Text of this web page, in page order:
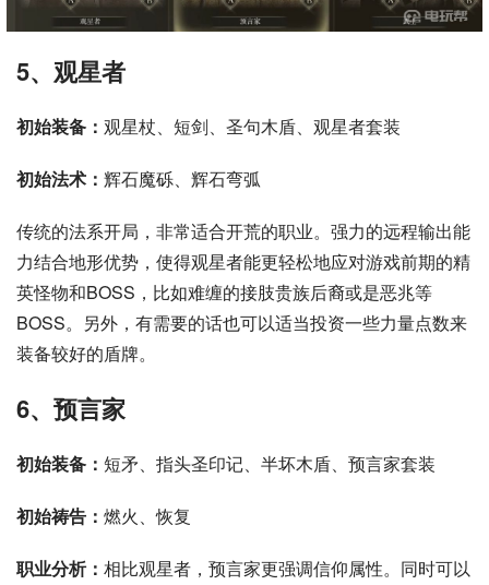
5、观星者
初始装备： 观星杖、短剑、圣句木盾、观星者套装
初始法术： 辉石魔砾、辉石弯弧
传统的法系开局，非常适合开荒的职业。强力的远程输出能
力结合地形优势，使得观星者能更轻松地应对游戏前期的精
英怪物和BOSS，比如难缠的接肢贵族后裔或是恶兆等
BOSS。另外，有需要的话也可以适当投资一些力量点数来
装备较好的盾牌。
6、预言家
初始装备： 短矛、指头圣印记、半坏木盾、预言家套装
初始祷告： 燃火、恢复
职业分析： 相比观星者，预言家更强调信仰属性。同时可以